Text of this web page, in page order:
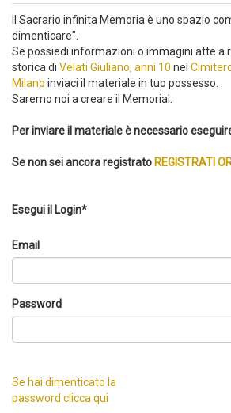
Il Sacrario infinita Memoria è uno spazio
dimenticare".
Se possiedi informazioni o immagini atte a
storica di Velati Giuliano, anni 10 nel
Milano inviaci il materiale in tuo possesso.
Saremo noi a creare il Memorial.
Per inviare il materiale è necessario
Se non sei ancora registrato REGISTRATI
Esegui il Login*
Email
Password
Se hai dimenticato la
password clicca qui